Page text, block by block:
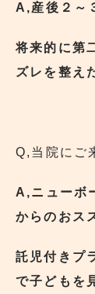
A,産後２～
将来的に第
ズレを整え
Q,当院にご
A,ニューボ
からのおス
託児付きプ
で子どもを